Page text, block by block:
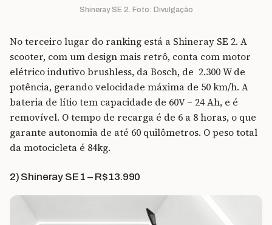
Shineray SE 2. Foto: Divulgação
No terceiro lugar do ranking está a Shineray SE 2. A
scooter, com um design mais retrô, conta com motor
elétrico indutivo brushless, da Bosch, de 2.300 W de
potência, gerando velocidade máxima de 50 km/h. A
bateria de lítio tem capacidade de 60V – 24 Ah, e é
removível. O tempo de recarga é de 6 a 8 horas, o que
garante autonomia de até 60 quilômetros. O peso total
da motocicleta é 84kg.
2) Shineray SE 1 – R$ 13.990